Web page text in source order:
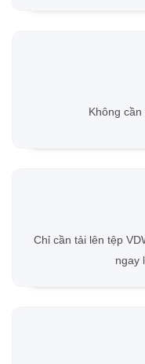
Không cần
Chỉ cần tải lên tệp
ngay